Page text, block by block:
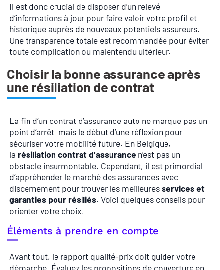
Il est donc crucial de disposer d’un relevé
d’informations à jour pour faire valoir votre profil et
historique auprès de nouveaux potentiels assureurs.
Une transparence totale est recommandée pour éviter
toute complication ou malentendu ultérieur.
Choisir la bonne assurance après
une résiliation de contrat
La fin d’un contrat d’assurance auto ne marque pas un
point d’arrêt, mais le début d’une réflexion pour
sécuriser votre mobilité future. En Belgique,
la résiliation contrat d’assurance n’est pas un
obstacle insurmontable. Cependant, il est primordial
d’appréhender le marché des assurances avec
discernement pour trouver les meilleuresservices et
garanties pour résiliés. Voici quelques conseils pour
orienter votre choix.
Éléments à prendre en compte
Avant tout, le rapport qualité-prix doit guider votre
démarche. Évaluez les propositions de couverture en